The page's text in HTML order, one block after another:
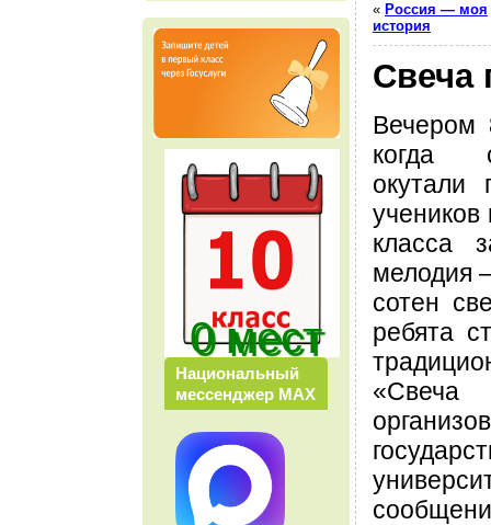
0 мест
Национальный
мессенджер МАХ
« Россия — моя
история
Свеча
Вечером
когда
окутали
учеников
класса
мелодия
сотен
ребята